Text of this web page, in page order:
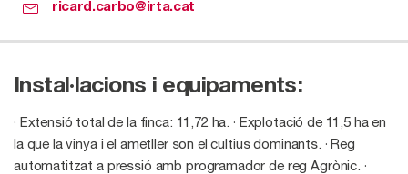
ricard.carbo@irta.cat
Instal·lacions i equipaments:
· Extensió total de la finca: 11,72 ha. · Explotació de 11,5 ha en
la que la vinya i el ametller son el cultius dominants. · Reg
automatitzat a pressió amb programador de reg Agrònic. ·